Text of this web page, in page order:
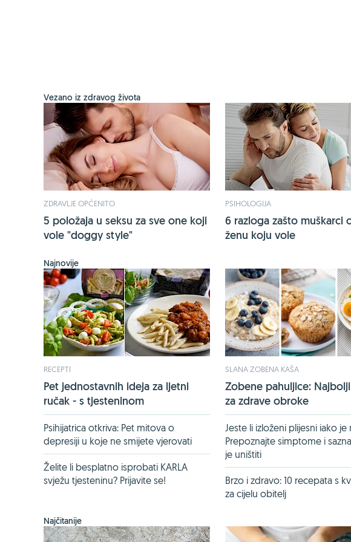
Vezano iz zdravog života
ZDRAVLJE OPĆENITO
5 položaja u seksu za sve one koji
vole "doggy style"
PSIHOLOGIJA
6 razloga zašto muškarci
ženu koju vole
Najnovije
RECEPTI
Pet jednostavnih ideja za ljetni
ručak - s tjesteninom
Psihijatrica otkriva: Pet mitova o
depresiji u koje ne smijete vjerovati
Želite li besplatno isprobati KARLA
svježu tjesteninu? Prijavite se!
SLANA ZOBENA KAŠA
Zobene pahuljice:
za zdrave obroke
Jeste li izloženi plijesni iako je
Prepoznajte simptome i
je uništiti
Brzo i zdravo: 10 recepata s
za cijelu obitelj
Najčitanije